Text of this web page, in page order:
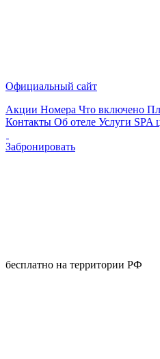
Официальный сайт
Акции Номера Что включено
Контакты Об отеле Услуги SPA
Забронировать
бесплатно на территории РФ